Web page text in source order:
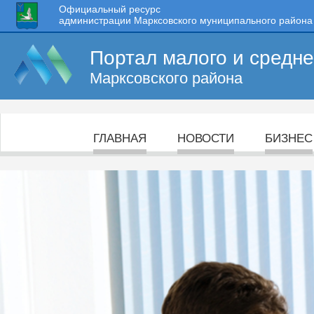
Официальный ресурс
администрации Марксовского муниципального района
Портал малого и
Марксовского района
ГЛАВНАЯ НОВОСТИ БИЗНЕС